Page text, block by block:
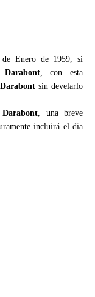
Enero de 1959, si
, con esta
sin develarlo
, una breve
incluirá el dia